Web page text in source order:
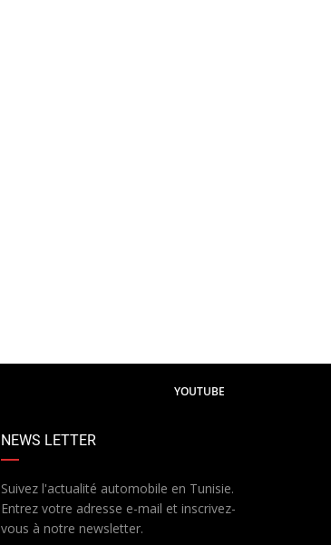
YOUTUBE
NEWS LETTER
Suivez l'actualité automobile en Tunisie.
Entrez votre adresse e-mail et inscrivez-
vous à notre newsletter.